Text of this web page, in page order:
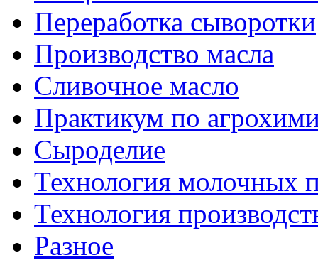
Переработка сыворотки
Производство масла
Сливочное масло
Практикум по
Сыроделие
Технология молочных
Технология
Разное